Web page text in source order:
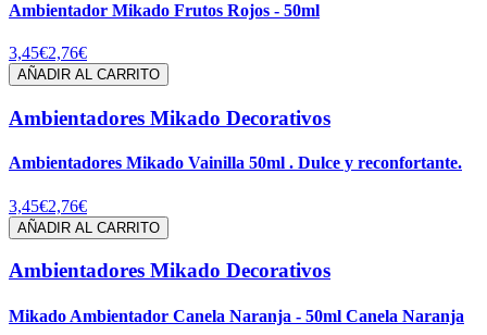
Ambientador Mikado Frutos Rojos - 50ml
3,45€2,76€
AÑADIR AL CARRITO
Ambientadores Mikado Decorativos
Ambientadores Mikado Vainilla 50ml . Dulce y reconfortante.
3,45€2,76€
AÑADIR AL CARRITO
Ambientadores Mikado Decorativos
Mikado Ambientador Canela Naranja - 50ml Canela Naranja